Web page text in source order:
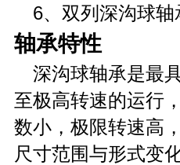
6、双列深沟球轴
轴承特性
深沟球轴承是最
至极高转速的运行
数小，极限转速高
尺寸范围与形式变